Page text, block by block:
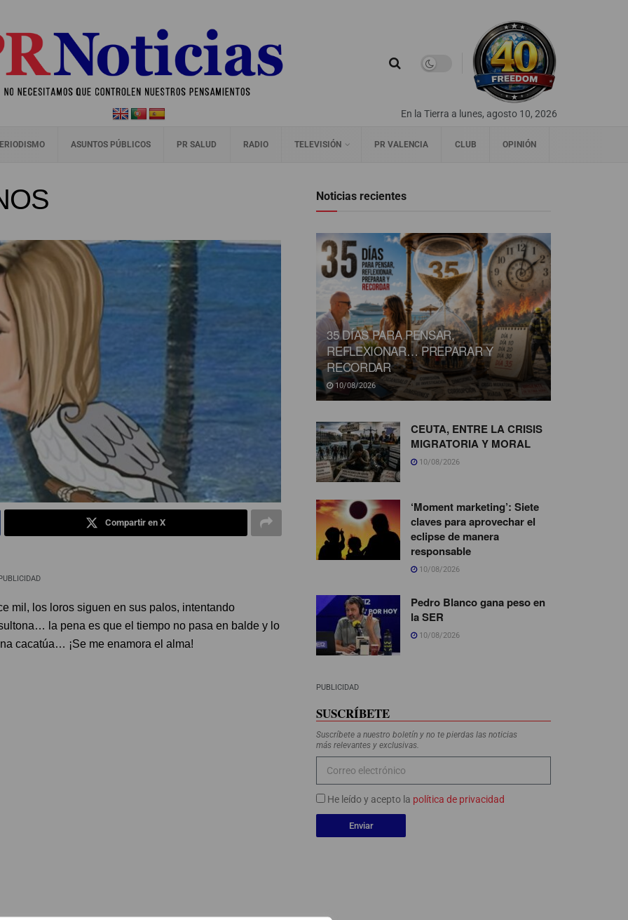
En la Tierra a lunes, agosto 10, 2026
ASUNTOS PÚBLICOS PR SALUD RADIO TELEVISIÓN PR VALENCIA CLUB OPINIÓN
Compartir en X
mil, los loros siguen en sus palos, intentando
la pena es que el tiempo no pasa en balde y lo
cacatúa… ¡Se me enamora el alma!
Noticias recientes
35 DÍAS PARA PENSAR,
REFLEXIONAR… PREPARAR Y
RECORDAR
10/08/2026
CEUTA, ENTRE LA CRISIS
MIGRATORIA Y MORAL
10/08/2026
‘Moment marketing’: Siete
claves para aprovechar el
eclipse de manera
responsable
10/08/2026
Pedro Blanco gana peso en
la SER
10/08/2026
PUBLICIDAD
SUSCRÍBETE
Suscríbete a nuestro boletín y no te pierdas las noticias
más relevantes y exclusivas.
He leído y acepto la política de privacidad
Enviar